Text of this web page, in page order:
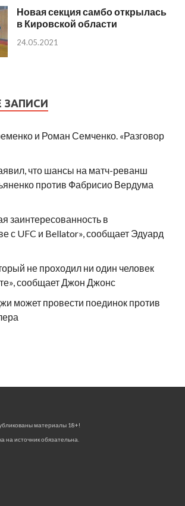
Новая секция самбо открылась
в Кировской области
24.05.2021
ЗАПИСИ
и Роман Семченко. «Разговор
что шансы на матч-реванш
против Фабрисио Вердума
заинтересованность в
с UFC и Bellator», сообщает Эдуард
не проходил ни один человек
сообщает Джон Джонс
может провести поединок против
материалы 18+!
на источник обязательна.